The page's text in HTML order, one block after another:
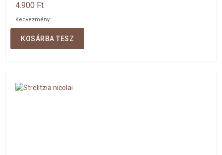
4.900 Ft
Kedvezmény:
Mennyiség:
KOSÁRBA TESZ